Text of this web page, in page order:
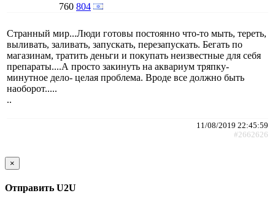
760 804
Странный мир...Люди готовы постоянно что-то мыть, тереть,
выливать, заливать, запускать, перезапускать. Бегать по
магазинам, тратить деньги и покупать неизвестные для себя
препараты....А просто закинуть на аквариум тряпку-
минутное дело- целая проблема. Вроде все должно быть
наоборот.....
..
11/08/2019 22:45:59
#2662626
×
Отправить U2U